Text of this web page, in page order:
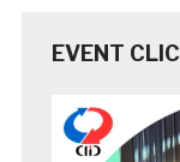
EVENT CLIC